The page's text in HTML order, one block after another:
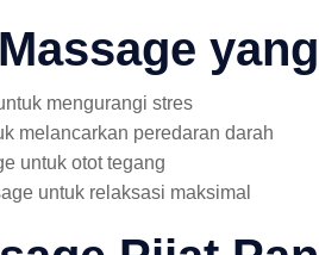
mengurangi stres
melancarkan peredaran darah
untuk otot tegang
untuk relaksasi maksimal